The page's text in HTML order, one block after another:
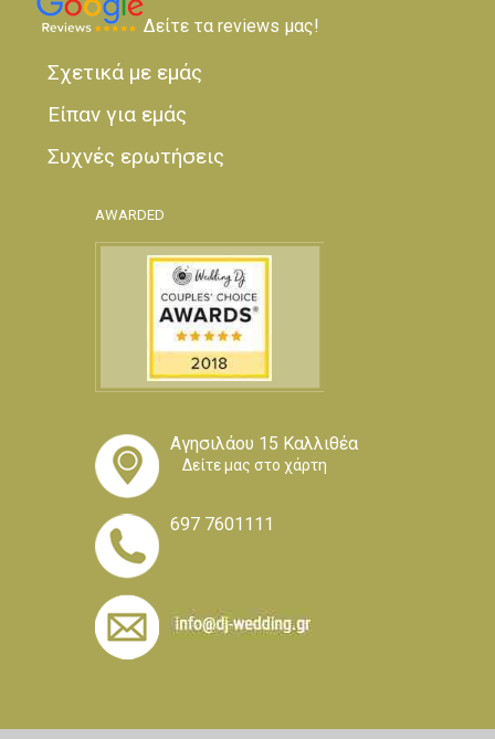
Δείτε τα reviews μας!
Σχετικά με εμάς
Είπαν για εμάς
Συχνές ερωτήσεις
AWARDED
Αγησιλάου 15 Καλλιθέα
Δείτε μας στο χάρτη
697 7601111